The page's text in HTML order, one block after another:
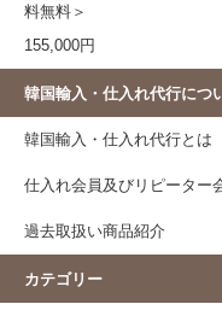
料無料＞
155,000円
韓国輸入・仕入れ代行につ
韓国輸入・仕入れ代行とは
仕入れ会員及びリピーター
過去取扱い商品紹介
カテゴリー